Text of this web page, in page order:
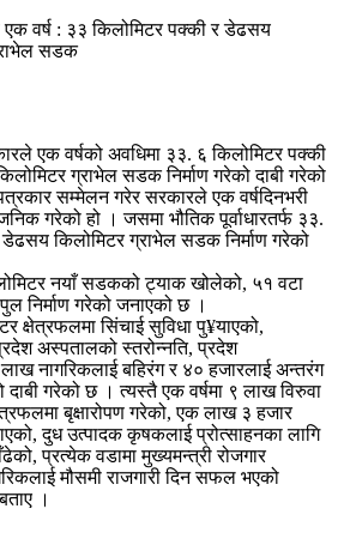
एक वर्षको अवधिमा ३३. ६ किलोमिटर पक्की
ग्राभेल सडक निर्माण गरेको दाबी गरेको
सम्मेलन गरेर सरकारले एक वर्षदिनभरी
गरेको हो । जसमा भौतिक पूर्वाधारतर्फ ३३.
किलोमिटर ग्राभेल सडक निर्माण गरेको
नयाँ सडकको ट्याक खोलेको, ५१ वटा
निर्माण गरेको जनाएको छ ।
क्षेत्रफलमा सिंचाई सुविधा पु¥याएको,
अस्पतालको स्तरोन्नति, प्रदेश
नागरिकलाई बहिरंग र ४० हजारलाई अन्तरंग
दाबी गरेको छ । त्यस्तै एक वर्षमा ९ लाख विरुवा
बृक्षारोपण गरेको, एक लाख ३ हजार
दुध उत्पादक कृषकलाई प्रोत्साहनका लागि
प्रत्येक वडामा मुख्यमन्त्री रोजगार
मौसमी राजगारी दिन सफल भएको
।